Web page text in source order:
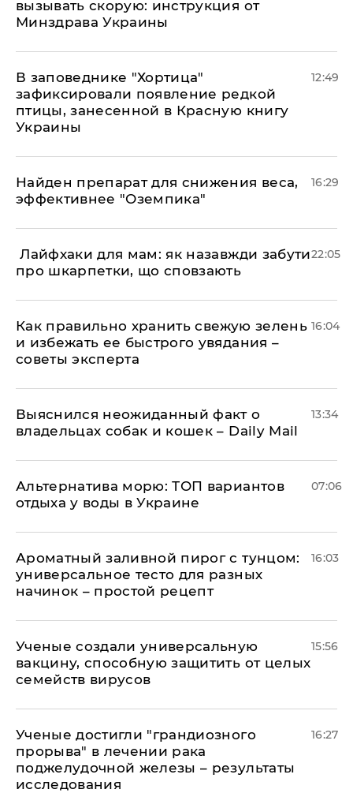
вызывать скорую: инструкция от
Минздрава Украины
В заповеднике "Хортица"
зафиксировали появление редкой
птицы, занесенной в Красную книгу
Украины
12:49
Найден препарат для снижения веса,
эффективнее "Оземпика"
16:29
​ Лайфхаки для мам: як назавжди забути
про шкарпетки, що сповзають
22:05
Как правильно хранить свежую зелень
и избежать ее быстрого увядания –
советы эксперта
16:04
Выяснился неожиданный факт о
владельцах собак и кошек – Daily Mail
13:34
Альтернатива морю: ТОП вариантов
отдыха у воды в Украине
07:06
Ароматный заливной пирог с тунцом:
универсальное тесто для разных
начинок – простой рецепт
16:03
Ученые создали универсальную
вакцину, способную защитить от целых
семейств вирусов
15:56
Ученые достигли "грандиозного
прорыва" в лечении рака
поджелудочной железы – результаты
исследования
16:27